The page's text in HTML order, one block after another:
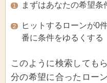
1 まずはあなたの希望条
2
ヒットするローンが0
番に条件をゆるくする
このように検索しても
分の希望に合ったロー